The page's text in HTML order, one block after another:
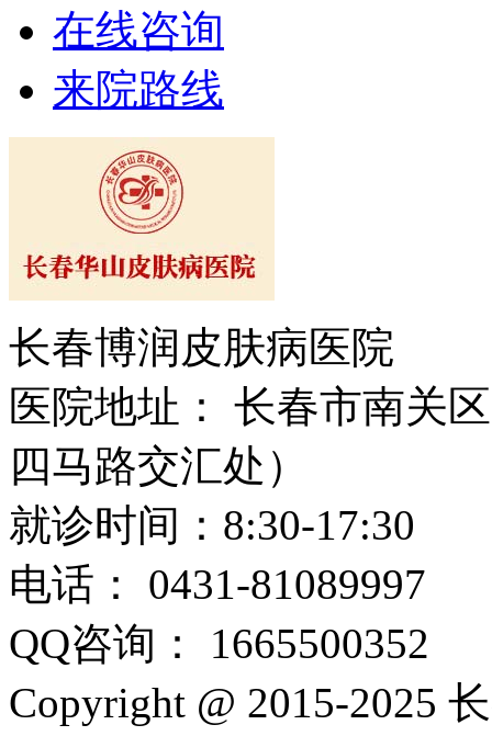
在线咨询
来院路线
长春博润皮肤病医院
医院地址： 长春市南关
四马路交汇处）
就诊时间：8:30-17:30
电话： 0431-81089997
QQ咨询： 1665500352
Copyright @ 2015-2025